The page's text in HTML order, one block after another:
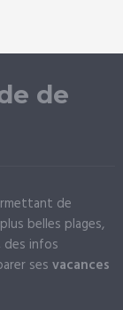
de
de
belles plages,
des infos
ses vacances